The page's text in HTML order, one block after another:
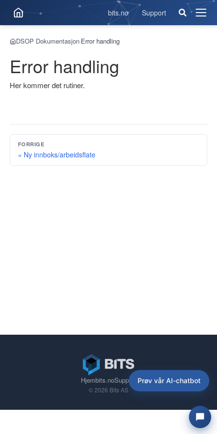
bits.no Support
Åpne
DSOP Dokumentasjon›Error handling
Error handling
Her kommer det rutiner.
FORRIGE
« Ny innboks/arbeidsflate
Hjembits.noSupport
© 2026 Bits AS
Prøv vår AI-chatbot